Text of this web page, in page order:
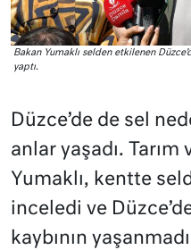
Bakan Yumaklı selden etkilenen
yaptı.
Düzce’de de sel
anlar yaşadı. Tarım
Yumaklı, kentte
inceledi ve
kaybının